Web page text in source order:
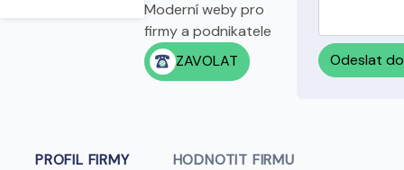
Moderní weby pro
firmy a podnikatele
ZAVOLAT
Odeslat
PROFIL FIRMY HODNOTIT FIRMU